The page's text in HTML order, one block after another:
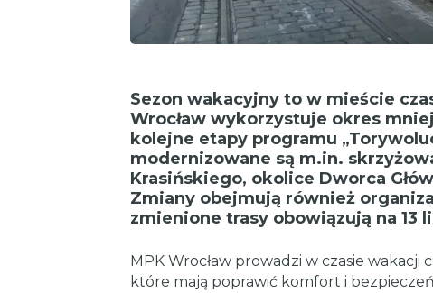
Sezon wakacyjny to w mieście
Wrocław wykorzystuje okres
kolejne etapy programu
modernizowane są m.in.
Krasińskiego, okolice Dworca
Zmiany obejmują również
zmienione trasy obowiązują na 13
MPK Wrocław prowadzi w czasie
które mają poprawić komfort i